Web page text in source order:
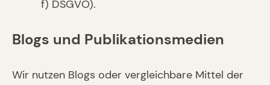
f) DSGVO).
Blogs und Publikationsmedien
Wir nutzen Blogs oder vergleichbare Mittel der